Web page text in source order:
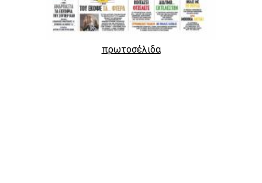
πρωτοσέλιδα